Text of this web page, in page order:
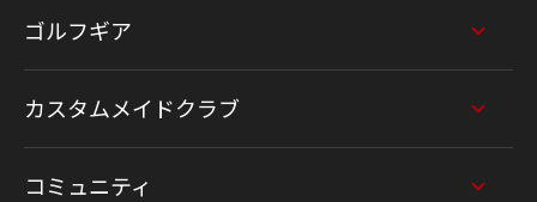
ゴルフギア
カスタムメイドクラブ
コミュニティ